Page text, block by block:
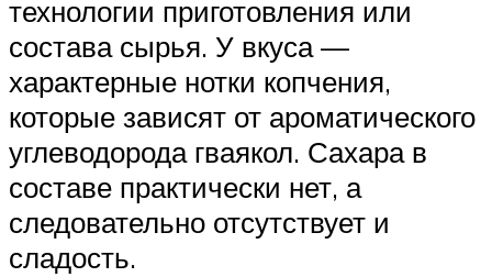
технологии приготовления или
состава сырья. У вкуса —
характерные нотки копчения,
которые зависят от ароматического
углеводорода гваякол. Сахара в
составе практически нет, а
следовательно отсутствует и
сладость.